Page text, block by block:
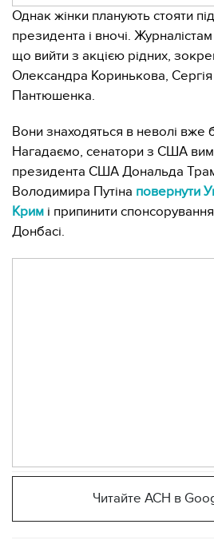
Однак жінки планують стояти
президента і вночі.
що вийти з акцією рідних,
Олександра Коринькова, Сергія
Пантюшенка.
Вони знаходяться в неволі вже
Нагадаємо, сенатори з США
президента США Дональда
Володимира Путіна повернути
Крим і припинити
Донбасі.
Читайте АСН в